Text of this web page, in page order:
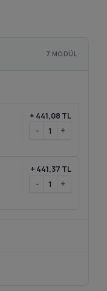
7 MODÜL
+ 441,08 TL
- +
+ 441,37 TL
- +